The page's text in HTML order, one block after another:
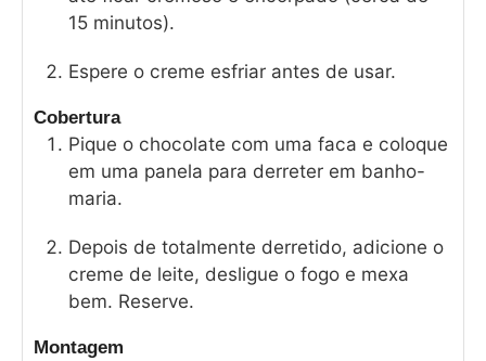
15 minutos).
Espere o creme esfriar antes de usar.
Cobertura
Pique o chocolate com uma faca e coloque
em uma panela para derreter em banho-
maria.
Depois de totalmente derretido, adicione o
creme de leite, desligue o fogo e mexa
bem. Reserve.
Montagem